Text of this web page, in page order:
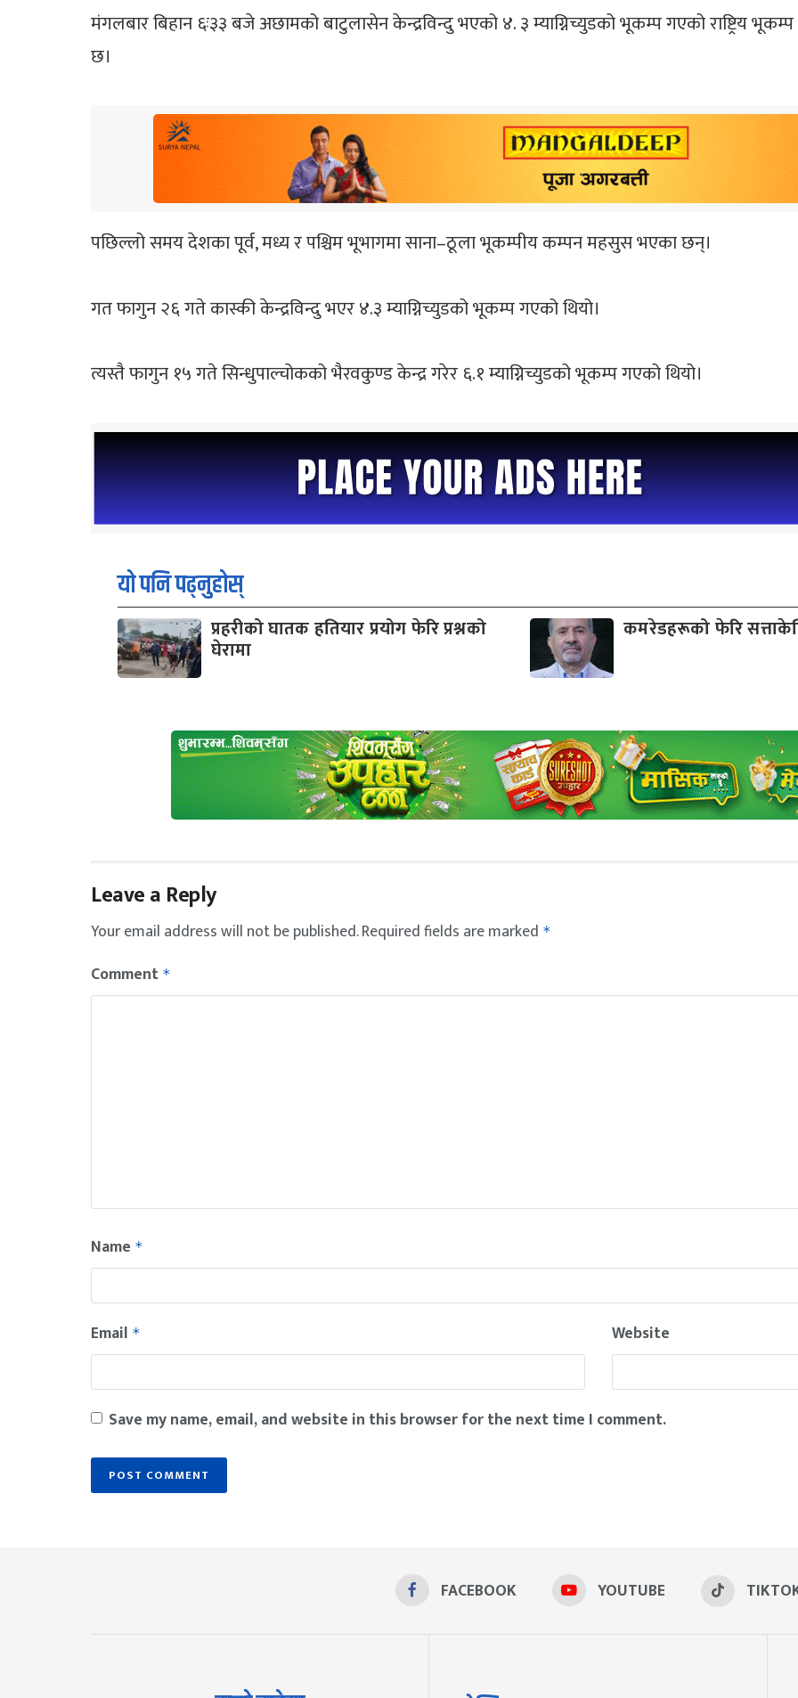
मंगलबार बिहान ६ः३३ बजे अछामको बाटुलासेन केन्द्रविन्दु भएको ४. ३ म्याग्निच्युडको भूकम्प गएको राष्ट्रिय
छ।
पछिल्लो समय देशका पूर्व, मध्य र पश्चिम भूभागमा साना–ठूला भूकम्पीय कम्पन महसुस भएका छन्।
गत फागुन २६ गते कास्की केन्द्रविन्दु भएर ४.३ म्याग्निच्युडको भूकम्प गएको थियो।
त्यस्तै फागुन १५ गते सिन्धुपाल्चोकको भैरवकुण्ड केन्द्र गरेर ६.१ म्याग्निच्युडको भूकम्प गएको थियो।
यो पनि पढ्नुहोस्
प्रहरीको घातक हतियार प्रयोग फेरि प्रश्नको
घेरामा
कमरेडहरूको फेरि
Leave a Reply
Your email address will not be published.Required fields are marked *
Comment *
Name *
Email * Website
Save my name, email, and website in this browser for the next time I comment.
FACEBOOK YOUTUBE